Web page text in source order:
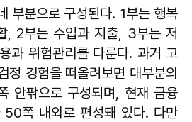
부분으로 구성된다. 1부는 행복
, 2부는 수입과 지출, 3부는 저
과 위험관리를 다룬다. 과거 고
정 경험을 떠올려보면 대부분의
안팎으로 구성되며, 현재 금융
50쪽 내외로 편성돼 있다. 다만